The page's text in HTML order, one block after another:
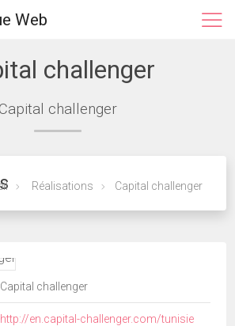
Web
challenger
Capital challenger
Réalisations Capital challenger
Capital challenger
http://en.capital-challenger.com/tunisie